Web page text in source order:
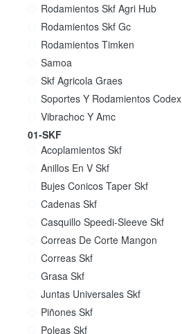
Rodamientos Skf Agri Hub
Rodamientos Skf Gc
Rodamientos Timken
Samoa
Skf Agricola Graes
Soportes Y Rodamientos Codex
Vibrachoc Y Amc
01-SKF
Acoplamientos Skf
Anillos En V Skf
Bujes Conicos Taper Skf
Cadenas Skf
Casquillo Speedi-Sleeve Skf
Correas De Corte Mangon
Correas Skf
Grasa Skf
Juntas Universales Skf
Piñones Skf
Poleas Skf